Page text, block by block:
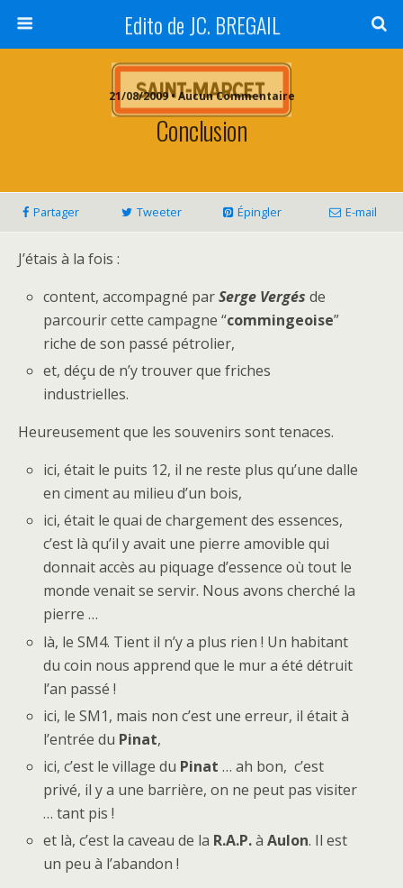
Edito de JC. BREGAIL
21/08/2009 • Aucun Commentaire
Conclusion
Partager Tweeter Épingler E-mail
J’étais à la fois :
content, accompagné parSerge Vergés de
parcourir cette campagne “commingeoise”
riche de son passé pétrolier,
et, déçu de n’y trouver que friches
industrielles.
Heureusement que les souvenirs sont tenaces.
ici, était le puits 12, il ne reste plus qu’une dalle
en ciment au milieu d’un bois,
ici, était le quai de chargement des essences,
c’est là qu’il y avait une pierre amovible qui
donnait accès au piquage d’essence où tout le
monde venait se servir. Nous avons cherché la
pierre …
là, le SM4. Tient il n’y a plus rien ! Un habitant
du coin nous apprend que le mur a été détruit
l’an passé !
ici, le SM1, mais non c’est une erreur, il était à
l’entrée du Pinat,
ici, c’est le village du Pinat … ah bon, c’est
privé, il y a une barrière, on ne peut pas visiter
… tant pis !
et là, c’est la caveau de la R.A.P.àAulon. Il est
un peu à l’abandon !